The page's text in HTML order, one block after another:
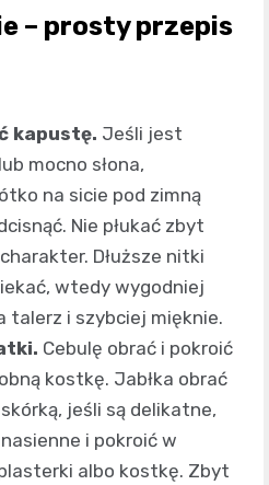
– prosty przepis
kapustę. Jeśli jest
mocno słona,
na sicie pod zimną
Nie płukać zbyt
Dłuższe nitki
wtedy wygodniej
talerz i szybciej mięknie.
Cebulę obrać i pokroić
kostkę. Jabłka obrać
jeśli są delikatne,
i pokroić w
albo kostkę. Zbyt